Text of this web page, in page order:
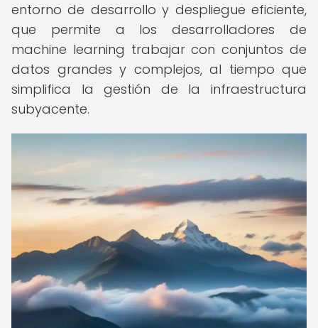
entorno de desarrollo y despliegue eficiente,
que permite a los desarrolladores de
machine learning trabajar con conjuntos de
datos grandes y complejos, al tiempo que
simplifica la gestión de la infraestructura
subyacente.